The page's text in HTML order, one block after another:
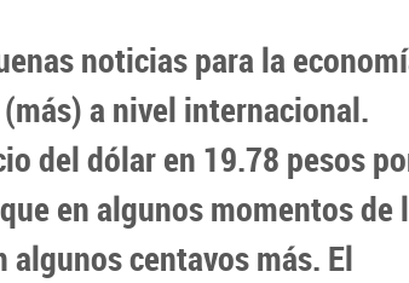
noticias para la
a nivel internacional.
del dólar en 19.78 pesos
en algunos momentos de
algunos centavos más. El